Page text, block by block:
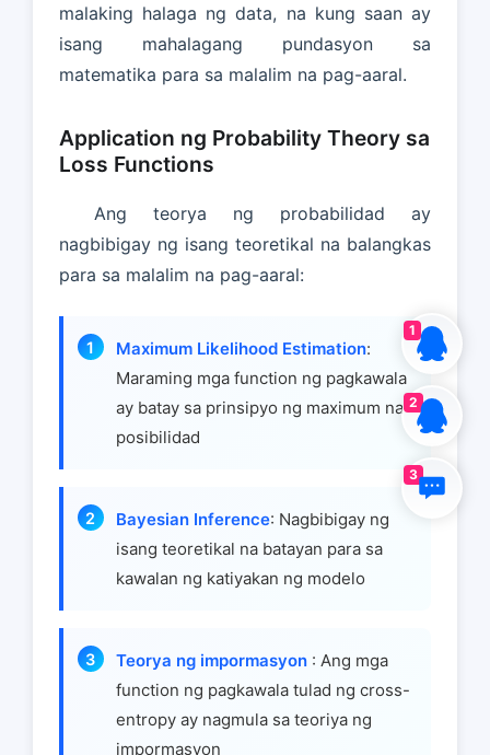
malaking halaga ng data, na kung saan ay
isang mahalagang pundasyon sa
matematika para sa malalim na pag-aaral.
Application ng Probability Theory sa
Loss Functions
Ang teorya ng probabilidad ay
nagbibigay ng isang teoretikal na balangkas
para sa malalim na pag-aaral:
Maximum Likelihood Estimation:
Maraming mga function ng pagkawala
ay batay sa prinsipyo ng maximum na
posibilidad
Bayesian Inference: Nagbibigay ng
isang teoretikal na batayan para sa
kawalan ng katiyakan ng modelo
Teorya ng impormasyon : Ang mga
function ng pagkawala tulad ng cross-
entropy ay nagmula sa teoriya ng
impormasyon
1
2
3